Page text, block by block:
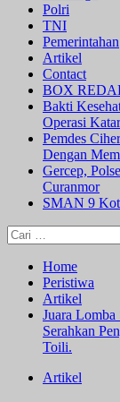
Polri
TNI
Pemerintahan
Artikel
Contact
BOX
Bakti
Operasi
Pemdes
Dengan
Gercep,
Curanmor
SMAN 9
Cari
untuk:
Home
Peristiwa
Artikel
Juara
Serahkan
Toili.
Artikel